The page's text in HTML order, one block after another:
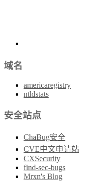
域名
americaregistry
ntldstats
安全站点
ChaBug安全
CVE中文申请站
CXSecurity
find-sec-bugs
Mrxn's Blog